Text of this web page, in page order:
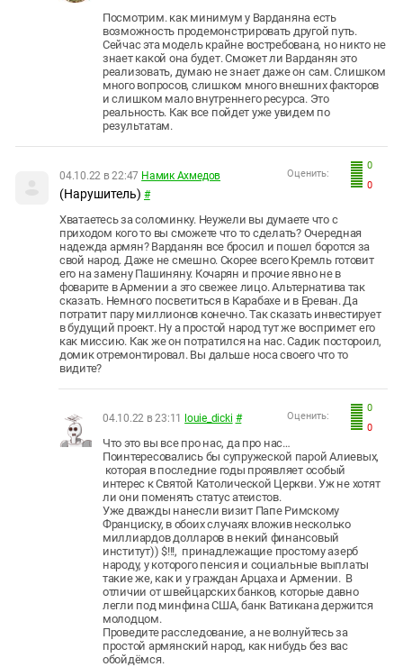
Посмотрим. как минимум у Варданяна есть
возможность продемонстрировать другой путь.
Сейчас эта модель крайне востребована, но никто не
знает какой она будет. Сможет ли Варданян это
реализовать, думаю не знает даже он сам. Слишком
много вопросов, слишком много внешних факторов
и слишком мало внутреннего ресурса. Это
реальность. Как все пойдет уже увидем по
результатам.
0
0
Оценить:
04.10.22 в 22:47 Намик Ахмедов
(Нарушитель) #
Хватаетесь за соломинку. Неужели вы думаете что с
приходом кого то вы сможете что то сделать? Очередная
надежда армян? Варданян все бросил и пошел боротся за
свой народ. Даже не смешно. Скорее всего Кремль готовит
его на замену Пашиняну. Кочарян и прочие явно не в
фоварите в Армении а это свежее лицо. Альтернатива так
сказать. Немного посветиться в Карабахе и в Ереван. Да
потратит пару миллионов конечно. Так сказать инвестирует
в будущий проект. Ну а простой народ тут же воспримет его
как миссию. Как же он потратился на нас. Садик постороил,
домик отремонтировал. Вы дальше носа своего что то
видите?
0
0
Оценить:
04.10.22 в 23:11 louie_dicki #
Что это вы все про нас, да про нас…
Поинтересовались бы супружеской парой Алиевых,
которая в последние годы проявляет особый
интерес к Святой Католической Церкви. Уж не хотят
ли они поменять статус атеистов.
Уже дважды нанесли визит Папе Римскому
Франциску, в обоих случаях вложив несколько
миллиардов долларов в некий финансовый
институт)) $!!!, принадлежащие простому азерб
народу, у которого пенсия и социальные выплаты
такие же, как и у граждан Арцаха и Армении. В
отличии от швейцарских банков, которые давно
легли под минфина США, банк Ватикана держится
молодцом.
Проведите расследование, а не волнуйтесь за
простой армянский народ, как нибудь без вас
обойдёмся.